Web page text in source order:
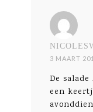
3 MAART
De
een